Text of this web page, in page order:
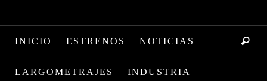
INICIO ESTRENOS NOTICIAS
LARGOMETRAJES INDUSTRIA